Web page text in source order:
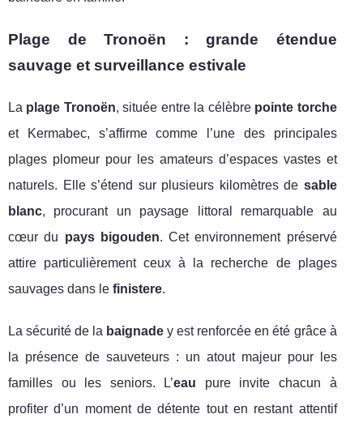
Plage de Tronoën : grande étendue
sauvage et surveillance estivale
La plage Tronoën, située entre la célèbre pointe torche
et Kermabec, s’affirme comme l’une des principales
plages plomeur pour les amateurs d’espaces vastes et
naturels. Elle s’étend sur plusieurs kilomètres de sable
blanc, procurant un paysage littoral remarquable au
cœur du pays bigouden. Cet environnement préservé
attire particulièrement ceux à la recherche de plages
sauvages dans le finistere.
La sécurité de la baignade y est renforcée en été grâce à
la présence de sauveteurs : un atout majeur pour les
familles ou les seniors. L’eau pure invite chacun à
profiter d’un moment de détente tout en restant attentif